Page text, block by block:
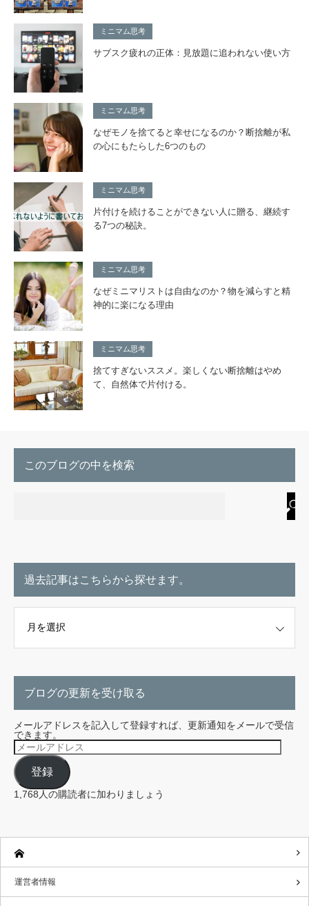
ミニマム思考
サブスク疲れの正体：見放題に追われない使い方
ミニマム思考
なぜモノを捨てると幸せになるのか？断捨離が私
の心にもたらした6つのもの
ミニマム思考
片付けを続けることができない人に贈る、継続す
る7つの秘訣。
ミニマム思考
なぜミニマリストは自由なのか？物を減らすと精
神的に楽になる理由
ミニマム思考
捨てすぎないススメ。楽しくない断捨離はやめ
て、自然体で片付ける。
このブログの中を検索
過去記事はこちらから探せます。
ブログの更新を受け取る
メールアドレスを記入して登録すれば、更新通知をメールで受信
できます。
メ
ー
ル
ア
ド
レ
ス
登録
1,768人の購読者に加わりましょう
運営者情報